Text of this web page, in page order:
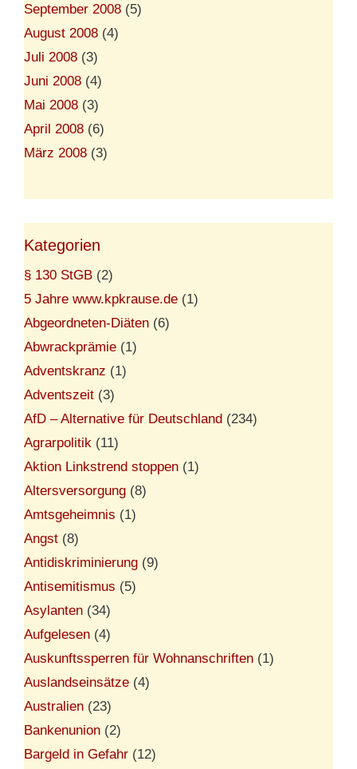
September 2008 (5)
August 2008 (4)
Juli 2008 (3)
Juni 2008 (4)
Mai 2008 (3)
April 2008 (6)
März 2008 (3)
Kategorien
§ 130 StGB (2)
5 Jahre www.kpkrause.de (1)
Abgeordneten-Diäten (6)
Abwrackprämie (1)
Adventskranz (1)
Adventszeit (3)
AfD – Alternative für Deutschland (234)
Agrarpolitik (11)
Aktion Linkstrend stoppen (1)
Altersversorgung (8)
Amtsgeheimnis (1)
Angst (8)
Antidiskriminierung (9)
Antisemitismus (5)
Asylanten (34)
Aufgelesen (4)
Auskunftssperren für Wohnanschriften (1)
Auslandseinsätze (4)
Australien (23)
Bankenunion (2)
Bargeld in Gefahr (12)